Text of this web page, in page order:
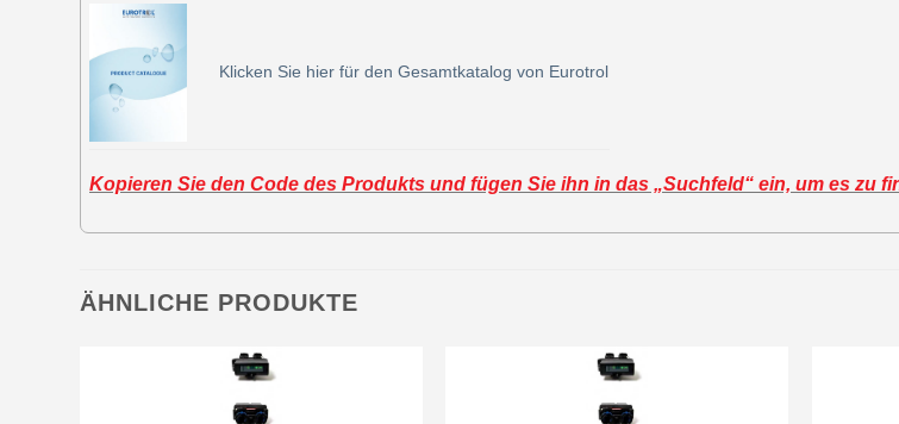
Klicken Sie hier für den Gesamtkatalog von Eurotrol
Kopieren Sie den Code des Produkts und fügen Sie ihn in das „Suchfeld“ ein, um es zu
ÄHNLICHE PRODUKTE